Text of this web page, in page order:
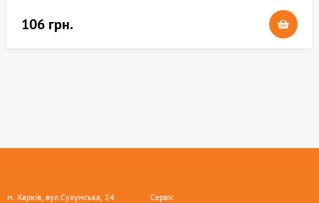
106 грн.
м. Харків, вул.Сухумська, 24
Сервіс